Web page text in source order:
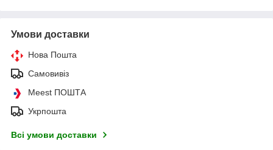
Умови доставки
Нова Пошта
Самовивіз
Meest ПОШТА
Укрпошта
Всі умови доставки